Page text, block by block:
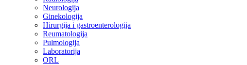
Neurologija
Ginekologija
Hirurgija i gastroenterologija
Reumatologija
Pulmologija
Laboratorija
ORL